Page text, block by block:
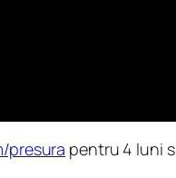
presura pentru 4 luni